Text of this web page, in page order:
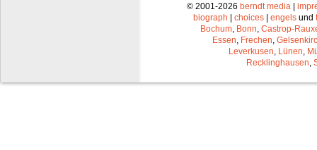
© 2001-2026 berndt media |
biograph | choices | engels und
Bochum Bonn Castrop-
Essen Frechen
Leverkusen Lünen
Recklinghausen